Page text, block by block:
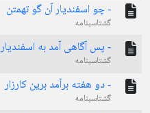
- چو اسفندیار آن گو تهمتن
گشتاسبنامه
- پس آگاهی آمد به اسفندیار
گشتاسبنامه
- دو هفته برآمد برین کارزار
گشتاسبنامه